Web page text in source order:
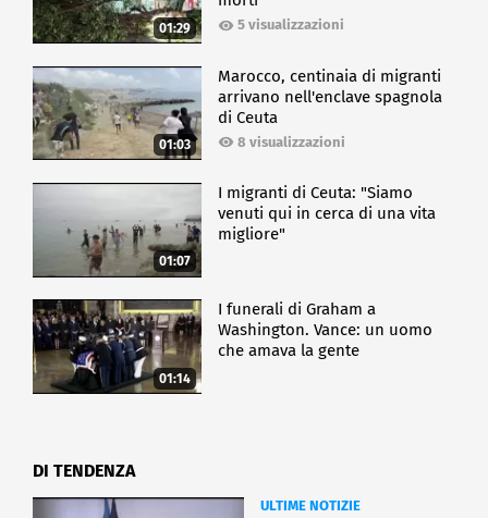
01:29 5 visualizzazioni
01:03
Marocco, centinaia di migranti
arrivano nell'enclave spagnola
di Ceuta
8 visualizzazioni
01:07
I migranti di Ceuta: "Siamo
venuti qui in cerca di una vita
migliore"
01:14
I funerali di Graham a
Washington. Vance: un uomo
che amava la gente
DI TENDENZA
ULTIME NOTIZIE